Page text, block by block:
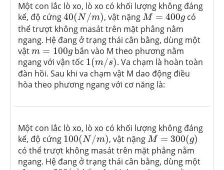
Một con lắc lò xo, lò xo có khối lượng không đáng
kể, độ cứng40(N /m)
40(N/m) , vật nặng M = 400g
M=400g
có
thể trượt không masát trên mặt phẳng nằm
ngang. Hệ đang ở trạng thái cân bằng, dùng một
vật m = 100g
m=100g bắn vào M theo phương nằm
ngang với vận tốc 1(m/s)
1 (m/s) . Va chạm là hoàn toàn
đàn hồi. Sau khi va chạm vật M dao động điều
hòa theo phương ngang với cơ năng là:
Một con lắc lò xo, lò xo có khối lượng không đáng
kể, độ cứng 100(N /m)
100(N/m) , vật nặng M = 300(g)
M=300(g)
có thể trượt không masát trên mặt phẳng nằm
ngang. Hệ đang ở trạng thái cân bằng, dùng một